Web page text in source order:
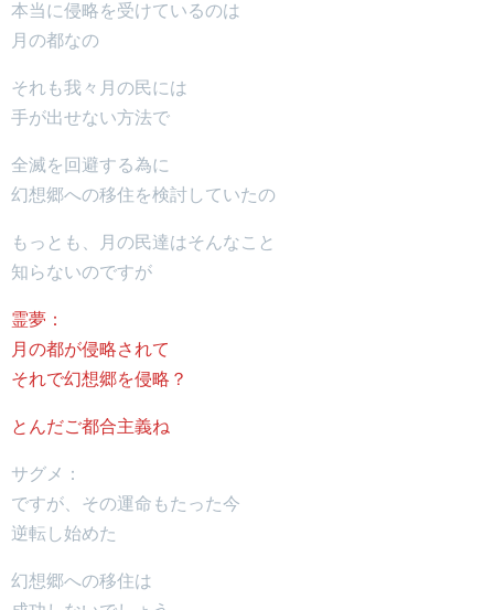
本当に侵略を受けているのは
月の都なの
それも我々月の民には
手が出せない方法で
全滅を回避する為に
幻想郷への移住を検討していたの
もっとも、月の民達はそんなこと
知らないのですが
霊夢：
月の都が侵略されて
それで幻想郷を侵略？
とんだご都合主義ね
サグメ：
ですが、その運命もたった今
逆転し始めた
幻想郷への移住は